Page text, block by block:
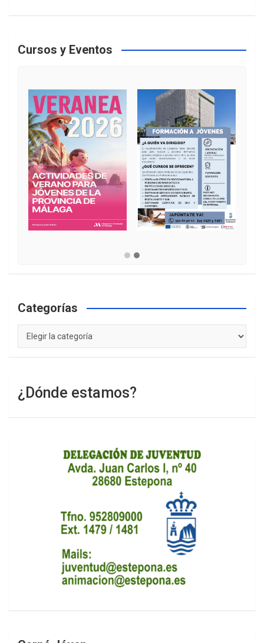
Cursos y Eventos
Categorías
Categorías
¿Dónde estamos?